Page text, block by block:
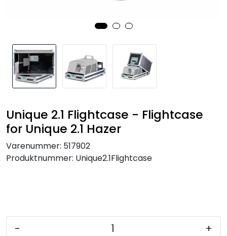
Unique 2.1 Flightcase - Flightcase
for Unique 2.1 Hazer
Varenummer: 517902
Produktnummer: Unique2.1Flightcase
- +